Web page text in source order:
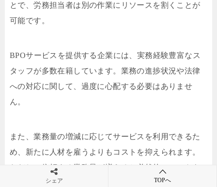
とで、労務担当者は別の作業にリソースを割くことが
可能です。
BPOサービスを提供する企業には、実務経験豊富なス
タッフが多数在籍しています。業務の進捗状況や法律
への対応に関して、過度に心配する必要はありませ
ん。
また、業務量の増減に応じてサービスを利用できるた
め、新たに人材を雇うよりもコストを抑えられます。
ただし、依頼する業務量が増えると必然的にコストも
高くなるため、委託する業務の絞り込みが重要です。
シェア TOPへ